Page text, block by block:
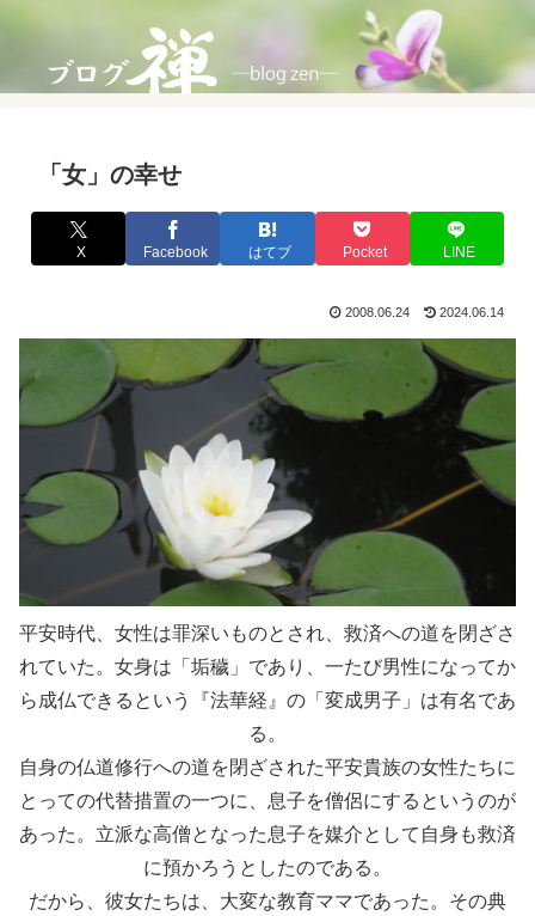
「女」の幸せ
X Facebook はてブ Pocket LINE
2008.06.24 2024.06.14
平安時代、女性は罪深いものとされ、救済への道を閉ざさ
れていた。女身は「垢穢」であり、一たび男性になってか
ら成仏できるという『法華経』の「変成男子」は有名であ
る。
自身の仏道修行への道を閉ざされた平安貴族の女性たちに
とっての代替措置の一つに、息子を僧侶にするというのが
あった。立派な高僧となった息子を媒介として自身も救済
に預かろうとしたのである。
だから、彼女たちは、大変な教育ママであった。その典